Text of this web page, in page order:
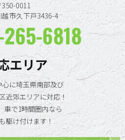
350-0011
市久下戸3436-4
6818
エリア
心に埼玉県南部及び
近郊エリアに対応！
車で1時間圏内なら
駆け付けます！